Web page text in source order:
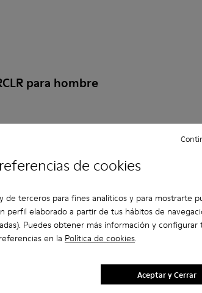
de cookies
de terceros para fines analíticos y para mostrarte
perfil elaborado a partir de tus hábitos de
Puedes obtener más información y configurar
en la Política de cookies.
Aceptar y Cerrar
para hombre
comprados en la web de Camper?
Camper?